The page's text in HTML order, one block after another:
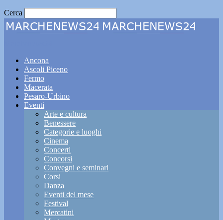
Cerca
Ancona
Ascoli Piceno
Fermo
Macerata
Pesaro-Urbino
Eventi
Arte e cultura
Benessere
Categorie e luoghi
Cinema
Concerti
Concorsi
Convegni e seminari
Corsi
Danza
Eventi del mese
Festival
Mercatini